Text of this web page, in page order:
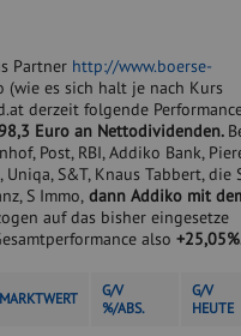
Partner http://www.boerse-
es sich halt je nach Kurs
derzeit folgende
Euro an Nettodividenden.
Post, RBI, Addiko Bank,
Uniqa, S&T, Knaus Tabbert,
S Immo, dann Addiko mit
auf das bisher eingesetze
also
MARKTWERT
G/V
%/ABS.
G/V
HEUTE